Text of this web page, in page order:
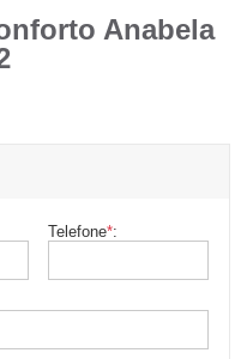
Anabela
Telefone*: